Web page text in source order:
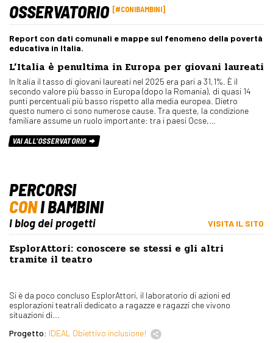
OSSERVATORIO #CONIBAMBINI
Report con dati comunali e mappe sul fenomeno della povertà
educativa in Italia.
L’Italia è penultima in Europa per giovani laureati
In Italia il tasso di giovani laureati nel 2025 era pari a 31,1%. È il
secondo valore più basso in Europa (dopo la Romania), di quasi 14
punti percentuali più basso rispetto alla media europea. Dietro
questo numero ci sono numerose cause. Tra queste, la condizione
familiare assume un ruolo importante: tra i paesi Ocse,…
VAI ALL'OSSERVATORIO
PERCORSI
CONI BAMBINI
I blog dei progetti VISITA IL SITO
EsplorAttori: conoscere se stessi e gli altri
tramite il teatro
Si è da poco concluso EsplorAttori, il laboratorio di azioni ed
esplorazioni teatrali dedicato a ragazze e ragazzi che vivono
situazioni di...
Progetto: IDEAL Obiettivo inclusione!